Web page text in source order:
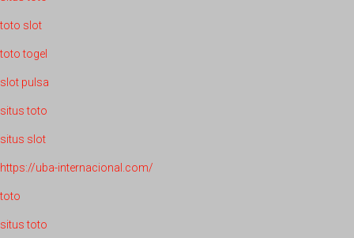
toto slot
toto togel
slot pulsa
situs toto
situs slot
https://uba-internacional.com/
toto
situs toto